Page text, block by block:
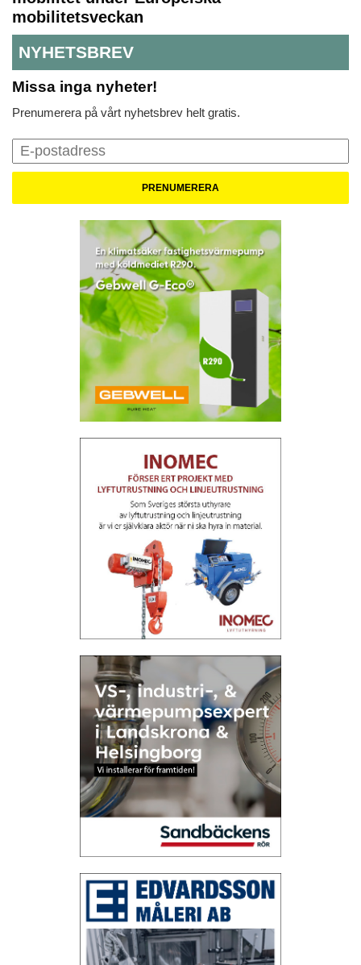
mobilitetsveckan
NYHETSBREV
Missa inga nyheter!
Prenumerera på vårt nyhetsbrev helt gratis.